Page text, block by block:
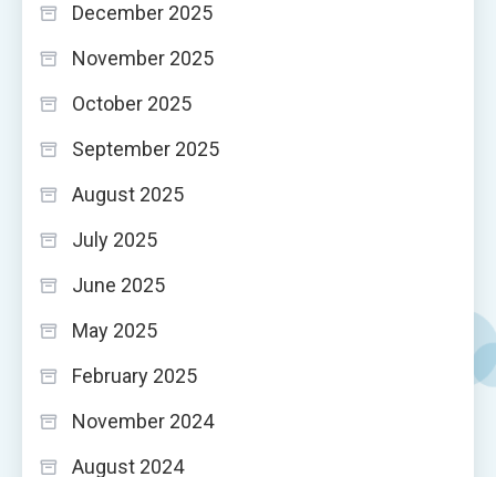
December 2025
November 2025
October 2025
September 2025
August 2025
July 2025
June 2025
May 2025
February 2025
November 2024
August 2024